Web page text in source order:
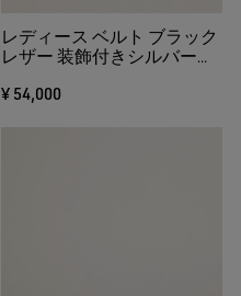
レディース ベルト ブラック
レザー 装飾付きシルバーバ
¥ 54,000